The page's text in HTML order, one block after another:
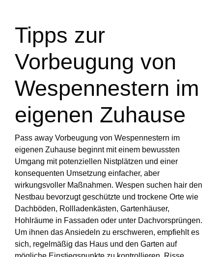
Tipps zur
Vorbeugung von
Wespennestern im
eigenen Zuhause
Pass away Vorbeugung von Wespennestern im
eigenen Zuhause beginnt mit einem bewussten
Umgang mit potenziellen Nistplätzen und einer
konsequenten Umsetzung einfacher, aber
wirkungsvoller Maßnahmen. Wespen suchen hair den
Nestbau bevorzugt geschützte und trockene Orte wie
Dachböden, Rollladenkästen, Gartenhäuser,
Hohlräume in Fassaden oder unter Dachvorsprüngen.
Um ihnen das Ansiedeln zu erschweren, empfiehlt es
sich, regelmäßig das Haus und den Garten auf